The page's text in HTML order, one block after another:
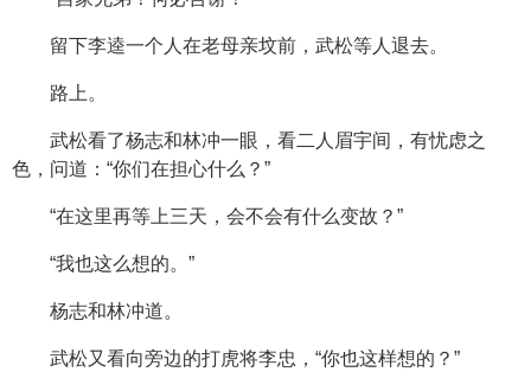
留下李逵一个人在老母亲坟前，武松等人退去。
路上。
武松看了杨志和林冲一眼，看二人眉宇间，有忧虑之
色，问道：“你们在担心什么？”
“在这里再等上三天，会不会有什么变故？”
“我也这么想的。”
杨志和林冲道。
武松又看向旁边的打虎将李忠，“你也这样想的？”